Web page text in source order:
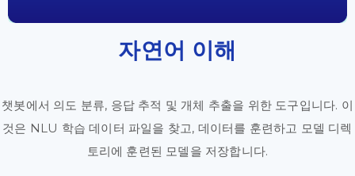
자연어 이해
챗봇에서 의도 분류, 응답 추적 및 개체 추출을 위한 도구입니다. 이
것은 NLU 학습 데이터 파일을 찾고, 데이터를 훈련하고 모델 디렉
토리에 훈련된 모델을 저장합니다.